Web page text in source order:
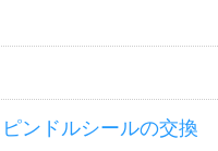
ンドルシールの交換